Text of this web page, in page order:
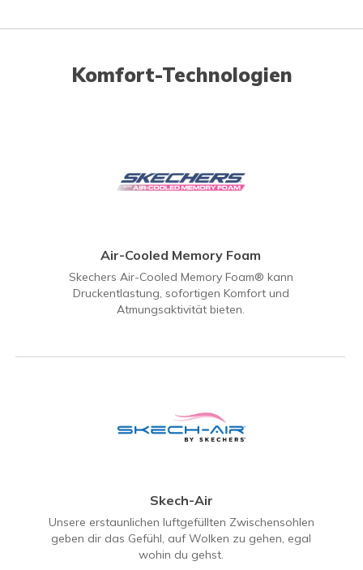
Komfort-Technologien
Air-Cooled Memory Foam
Skechers Air-Cooled Memory Foam® kann
Druckentlastung, sofortigen Komfort und
Atmungsaktivität bieten.
Skech-Air
Unsere erstaunlichen luftgefüllten Zwischensohlen
geben dir das Gefühl, auf Wolken zu gehen, egal
wohin du gehst.